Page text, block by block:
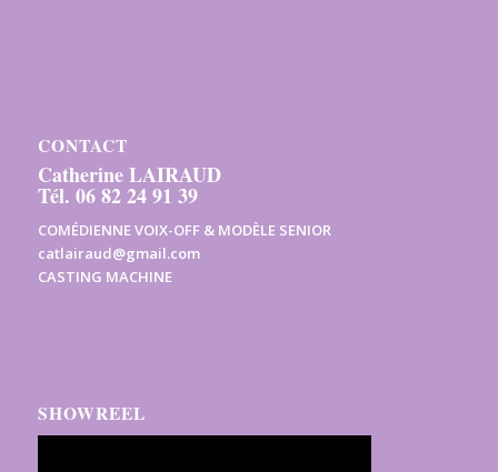
CONTACT
Catherine LAIRAUD
Tél. 06 82 24 91 39
COMÉDIENNE VOIX-OFF & MODÈLE SENIOR
catlairaud@gmail.com
CASTING MACHINE
SHOWREEL